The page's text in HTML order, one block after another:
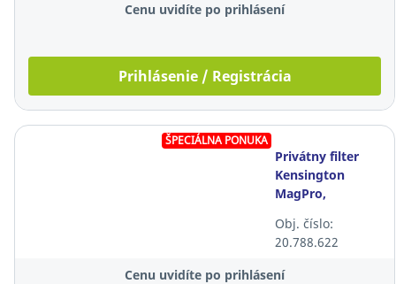
Cenu uvidíte po prihlásení
Prihlásenie / Registrácia
ŠPECIÁLNA PONUKA
Privátny filter
Kensington
MagPro,
23.8" (16:9)
Obj. číslo:
20.788.622
Cenu uvidíte po prihlásení